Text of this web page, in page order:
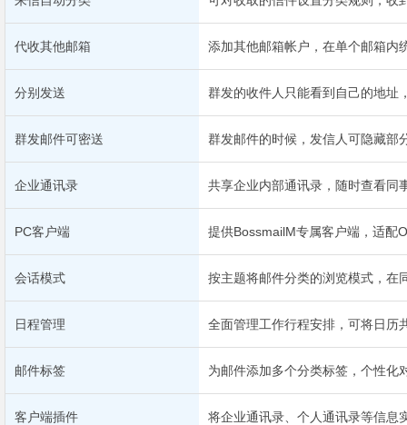
代收其他邮箱 添加其他邮箱帐户，在单个邮箱内
分别发送 群发的收件人只能看到自己的地址
群发邮件可密送 群发邮件的时候，发信人可隐藏部
企业通讯录 共享企业内部通讯录，随时查看同
PC客户端 提供BossmailM专属客户端，适配
会话模式 按主题将邮件分类的浏览模式，在
日程管理 全面管理工作行程安排，可将日历
邮件标签 为邮件添加多个分类标签，个性化
客户端插件 将企业通讯录、个人通讯录等信息